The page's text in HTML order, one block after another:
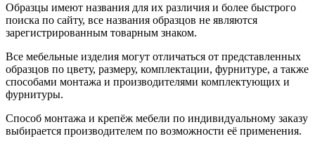
Образцы имеют названия для их различия и более быстрого
поиска по сайту, все названия образцов не являются
зарегистрированным товарным знаком.
Все мебельные изделия могут отличаться от представленных
образцов по цвету, размеру, комплектации, фурнитуре, а также
способами монтажа и производителями комплектующих и
фурнитуры.
Способ монтажа и крепёж мебели по индивидуальному заказу
выбирается производителем по возможности её применения.